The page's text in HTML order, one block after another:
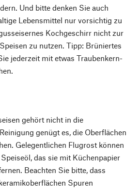
Und bitte denken Sie auch
Lebensmittel nur vorsichtig zu
Kochgeschirr nicht zur
zu nutzen. Tipp: Brüniertes
jederzeit mit etwas Traubenkern-
gehört nicht in die
genügt es, die Oberflächen
Gelegentlichen Flugrost können
das sie mit Küchenpapier
Beachten Sie bitte, dass
Spuren